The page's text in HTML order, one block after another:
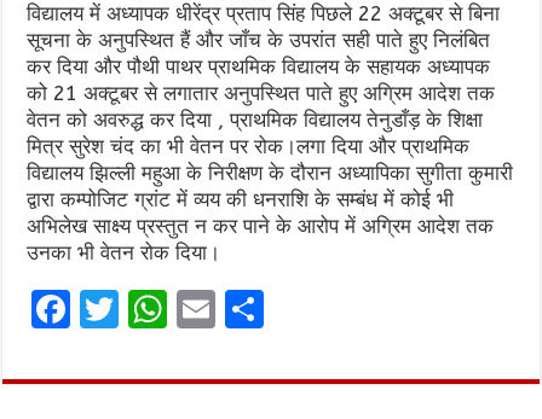
विद्यालय में अध्यापक धीरेंद्र प्रताप सिंह पिछले 22 अक्टूबर से बिना
सूचना के अनुपस्थित हैं और जाँच के उपरांत सही पाते हुए निलंबित
कर दिया और पौथी पाथर प्राथमिक विद्यालय के सहायक अध्यापक
को 21 अक्टूबर से लगातार अनुपस्थित पाते हुए अग्रिम आदेश तक
वेतन को अवरुद्ध कर दिया , प्राथमिक विद्यालय तेनुडाँड़ के शिक्षा
मित्र सुरेश चंद का भी वेतन पर रोक।लगा दिया और प्राथमिक
विद्यालय झिल्ली महुआ के निरीक्षण के दौरान अध्यापिका सुगीता कुमारी
द्वारा कम्पोजिट ग्रांट में व्यय की धनराशि के सम्बंध में कोई भी
अभिलेख साक्ष्य प्रस्तुत न कर पाने के आरोप में अग्रिम आदेश तक
उनका भी वेतन रोक दिया।
F
ce
T
it
W
at
E
ai ar